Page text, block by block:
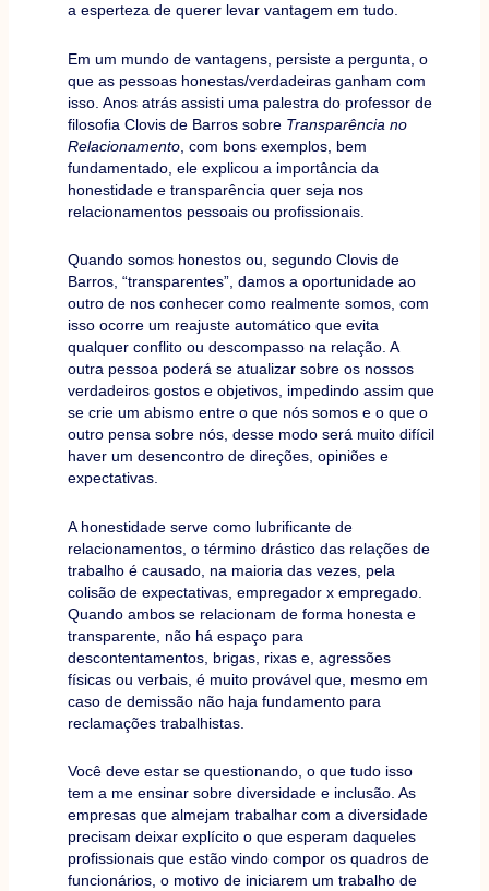
a esperteza de querer levar vantagem em tudo.
Em um mundo de vantagens, persiste a pergunta, o
que as pessoas honestas/verdadeiras ganham com
isso. Anos atrás assisti uma palestra do professor de
filosofia Clovis de Barros sobreTransparência no
Relacionamento, com bons exemplos, bem
fundamentado, ele explicou a importância da
honestidade e transparência quer seja nos
relacionamentos pessoais ou profissionais.
Quando somos honestos ou, segundo Clovis de
Barros, “transparentes”, damos a oportunidade ao
outro de nos conhecer como realmente somos, com
isso ocorre um reajuste automático que evita
qualquer conflito ou descompasso na relação. A
outra pessoa poderá se atualizar sobre os nossos
verdadeiros gostos e objetivos, impedindo assim que
se crie um abismo entre o que nós somos e o que o
outro pensa sobre nós, desse modo será muito difícil
haver um desencontro de direções, opiniões e
expectativas.
A honestidade serve como lubrificante de
relacionamentos, o término drástico das relações de
trabalho é causado, na maioria das vezes, pela
colisão de expectativas, empregador x empregado.
Quando ambos se relacionam de forma honesta e
transparente, não há espaço para
descontentamentos, brigas, rixas e, agressões
físicas ou verbais, é muito provável que, mesmo em
caso de demissão não haja fundamento para
reclamações trabalhistas.
Você deve estar se questionando, o que tudo isso
tem a me ensinar sobre diversidade e inclusão. As
empresas que almejam trabalhar com a diversidade
precisam deixar explícito o que esperam daqueles
profissionais que estão vindo compor os quadros de
funcionários, o motivo de iniciarem um trabalho de